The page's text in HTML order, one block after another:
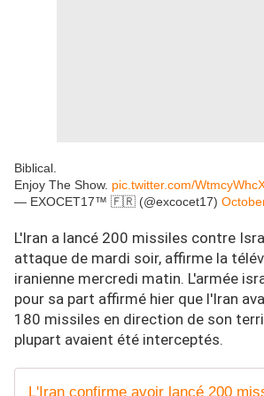
Biblical.
Enjoy The Show. pic.twitter.com/
— EXOCET17™ 🇫🇷 (@excocet17)
L'Iran a lancé 200 missiles contre
attaque de mardi soir, affirme la
iranienne mercredi matin. L'armée
pour sa part affirmé hier que l'Iran
180 missiles en direction de son
plupart avaient été interceptés.